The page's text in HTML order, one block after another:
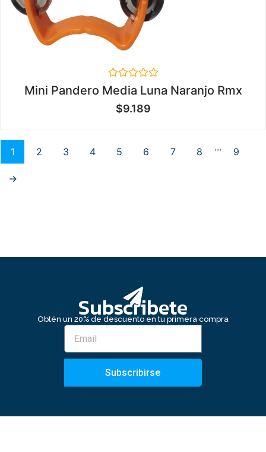
Valorado
en
de
Mini Pandero Media Luna Naranjo Rmx
$9.189
1 2 3 4 5 6 7 8 ... 9
→
Subscribete
Obtén un 20% de descuento en tu primera compra
Subscribirse